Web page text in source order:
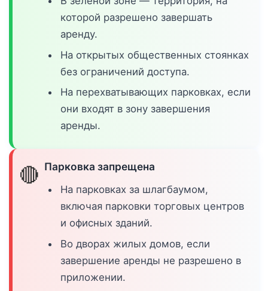
которой разрешено завершать
аренду.
На открытых общественных стоянках
без ограничений доступа.
На перехватывающих парковках, если
они входят в зону завершения
аренды.
🔴 Парковка запрещена
На парковках за шлагбаумом,
включая парковки торговых центров
и офисных зданий.
Во дворах жилых домов, если
завершение аренды не разрешено в
приложении.